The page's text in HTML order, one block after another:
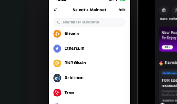
Português (Portugal)
Bahasa Indonesia